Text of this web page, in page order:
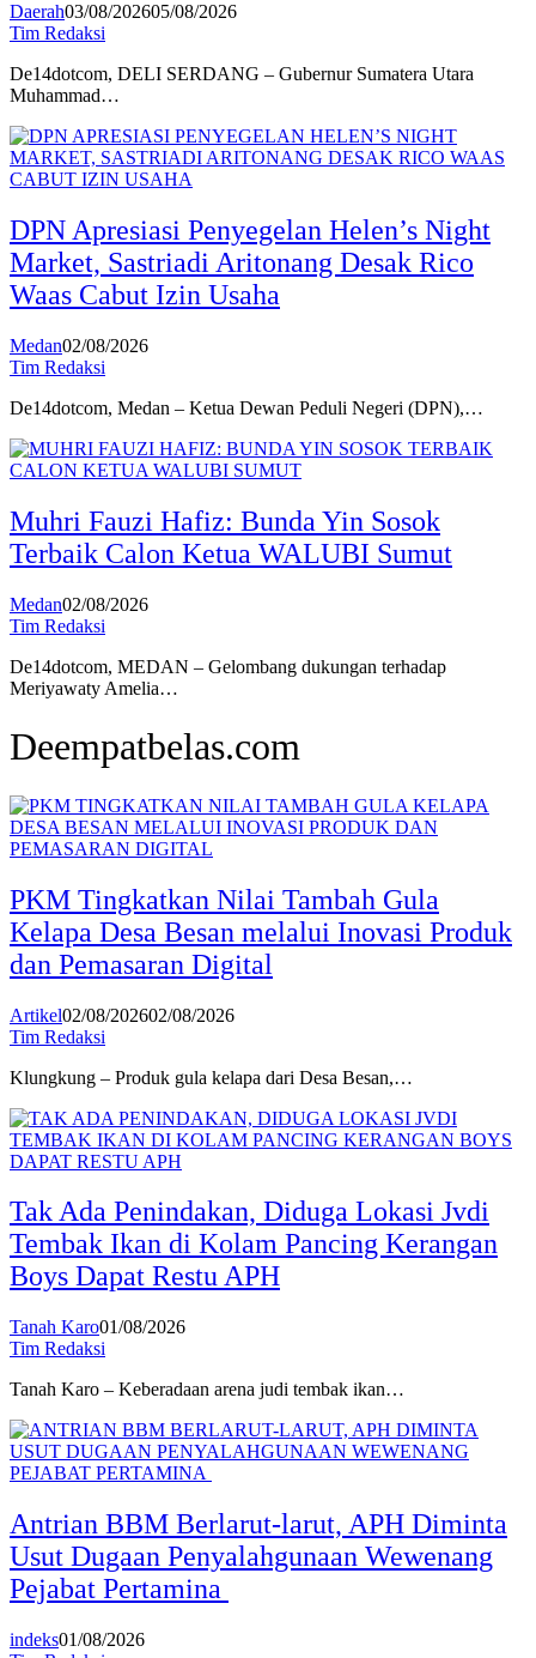
Daerah03/08/202605/08/2026
Tim Redaksi
De14dotcom, DELI SERDANG – Gubernur Sumatera Utara
Muhammad…
DPN Apresiasi Penyegelan Helen’s Night
Market, Sastriadi Aritonang Desak Rico
Waas Cabut Izin Usaha
Medan02/08/2026
Tim Redaksi
De14dotcom, Medan – Ketua Dewan Peduli Negeri (DPN),…
Muhri Fauzi Hafiz: Bunda Yin Sosok
Terbaik Calon Ketua WALUBI Sumut
Medan02/08/2026
Tim Redaksi
De14dotcom, MEDAN – Gelombang dukungan terhadap
Meriyawaty Amelia…
Deempatbelas.com
PKM Tingkatkan Nilai Tambah Gula
Kelapa Desa Besan melalui Inovasi Produk
dan Pemasaran Digital
Artikel02/08/202602/08/2026
Tim Redaksi
Klungkung – Produk gula kelapa dari Desa Besan,…
Tak Ada Penindakan, Diduga Lokasi Jvdi
Tembak Ikan di Kolam Pancing Kerangan
Boys Dapat Restu APH
Tanah Karo01/08/2026
Tim Redaksi
Tanah Karo – Keberadaan arena judi tembak ikan…
Antrian BBM Berlarut-larut, APH Diminta
Usut Dugaan Penyalahgunaan Wewenang
Pejabat Pertamina
indeks01/08/2026